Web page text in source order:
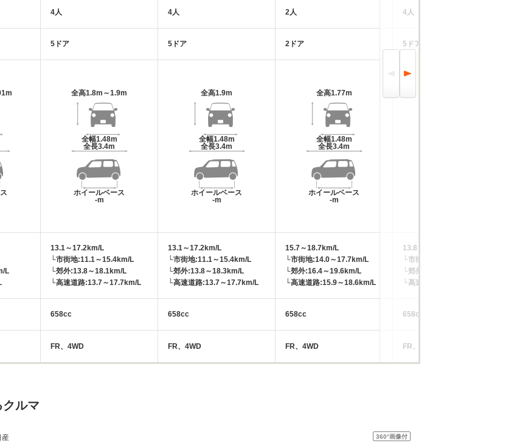
L
4人
5ドア
全高1.8m～1.9m
全幅1.48m
全長3.4m
ホイールベース
-m
13.1～17.2km/L
└市街地:11.1～15.4km/L
└郊外:13.8～18.1km/L
└高速道路:13.7～17.7km/L
658cc
FR、4WD
4人
5ドア
全高1.9m
全幅1.48m
全長3.4m
ホイールベース
-m
13.1～17.2km/L
└市街地:11.1～15.4km/L
└郊外:13.8～18.3km/L
└高速道路:13.7～17.7km/L
658cc
FR、4WD
2人
2ドア
全高1.77m
全幅1.48m
全長3.4m
ホイールベース
-m
15.7～18.7km/L
└市街地:14.0～17.7km/L
└郊外:16.4～19.6km/L
└高速道路:15.9～18.6km/L
658cc
FR、4WD
4人
5ドア
13.8～17.2km/L
└市街地:11.7～15.4km/L
└郊外:14.4～18.3km/L
└高速道路:14.5～17.7km/L
658cc
FR、4WD
ルマ
360°画像付
産